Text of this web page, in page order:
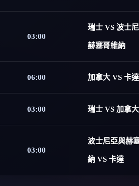
03:00
瑞士 VS 波士
赫塞哥維納
06:00 加拿大 VS 卡達
03:00 瑞士 VS 加拿大
03:00
波士尼亞與赫
納 VS 卡達